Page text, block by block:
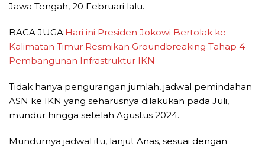
Jawa Tengah, 20 Februari lalu.
BACA JUGA:Hari ini Presiden Jokowi Bertolak ke
Kalimatan Timur Resmikan Groundbreaking Tahap 4
Pembangunan Infrastruktur IKN
Tidak hanya pengurangan jumlah, jadwal pemindahan
ASN ke IKN yang seharusnya dilakukan pada Juli,
mundur hingga setelah Agustus 2024.
Mundurnya jadwal itu, lanjut Anas, sesuai dengan